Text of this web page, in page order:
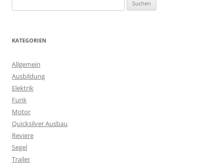
u
KATEGORIEN
Allgemein
Ausbildung
Elektrik
Funk
Motor
Quicksilver Ausbau
Reviere
Segel
Trailer